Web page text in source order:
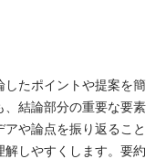
たポイントや提案を簡
結論部分の重要な要素
や論点を振り返ること
しやすくします。要約